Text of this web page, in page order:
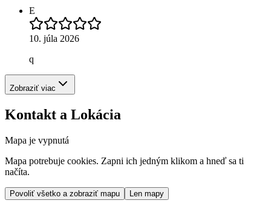
E
10. júla 2026
q
Zobraziť viac
Kontakt a Lokácia
Mapa je vypnutá
Mapa potrebuje cookies. Zapni ich jedným klikom a hneď sa ti
načíta.
Povoliť všetko a zobraziť mapu Len mapy